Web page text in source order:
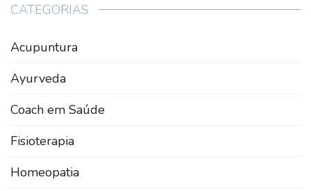
CATEGORIAS
Acupuntura
Ayurveda
Coach em Saúde
Fisioterapia
Homeopatia